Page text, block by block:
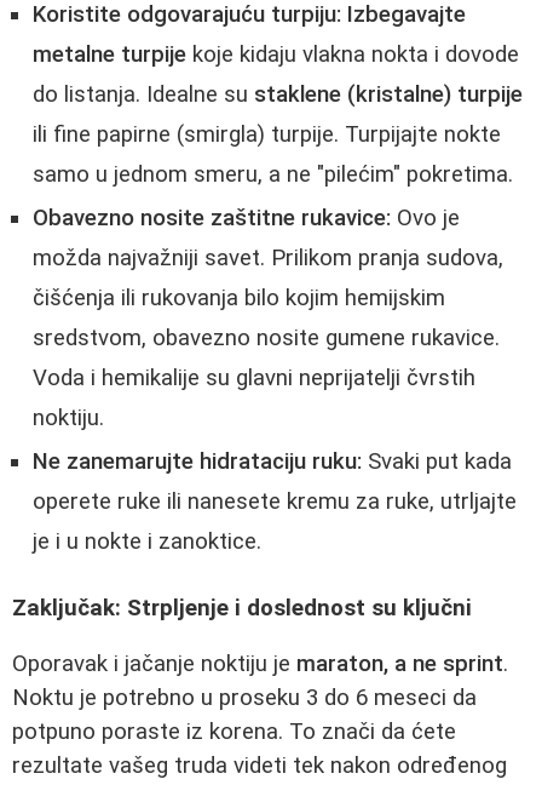
Koristite odgovarajuću turpiju: Izbegavajte
metalne turpije koje kidaju vlakna nokta i dovode
do listanja. Idealne su staklene (kristalne) turpije
ili fine papirne (smirgla) turpije. Turpijajte nokte
samo u jednom smeru, a ne "pilećim" pokretima.
Obavezno nosite zaštitne rukavice: Ovo je
možda najvažniji savet. Prilikom pranja sudova,
čišćenja ili rukovanja bilo kojim hemijskim
sredstvom, obavezno nosite gumene rukavice.
Voda i hemikalije su glavni neprijatelji čvrstih
noktiju.
Ne zanemarujte hidrataciju ruku: Svaki put kada
operete ruke ili nanesete kremu za ruke, utrljajte
je i u nokte i zanoktice.
Zaključak: Strpljenje i doslednost su ključni
Oporavak i jačanje noktiju je maraton, a ne sprint.
Noktu je potrebno u proseku 3 do 6 meseci da
potpuno poraste iz korena. To znači da ćete
rezultate vašeg truda videti tek nakon određenog